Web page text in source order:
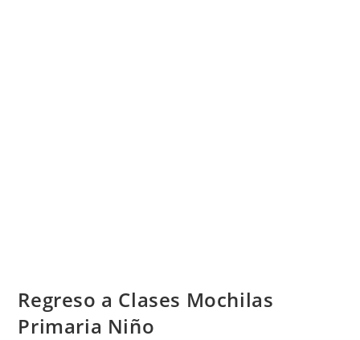
Regreso a Clases Mochilas
Primaria Niño